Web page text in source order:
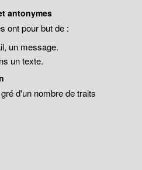
antonymes
ont pour but de :
un message.
un texte.
d'un nombre de traits